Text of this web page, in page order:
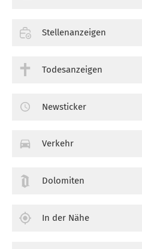
Stellenanzeigen
Todesanzeigen
Newsticker
Verkehr
Dolomiten
In der Nähe